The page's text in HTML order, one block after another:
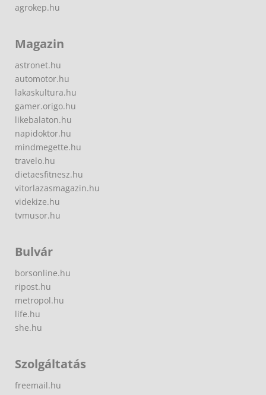
agrokep.hu
Magazin
astronet.hu
automotor.hu
lakaskultura.hu
gamer.origo.hu
likebalaton.hu
napidoktor.hu
mindmegette.hu
travelo.hu
dietaesfitnesz.hu
vitorlazasmagazin.hu
videkize.hu
tvmusor.hu
Bulvár
borsonline.hu
ripost.hu
metropol.hu
life.hu
she.hu
Szolgáltatás
freemail.hu